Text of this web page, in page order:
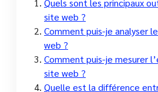
Quels sont les principaux
site web ?
Comment puis-je analyser
web ?
Comment puis-je mesurer
site web ?
Quelle est la différence